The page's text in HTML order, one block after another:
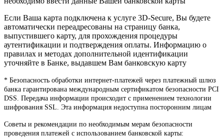
Если Ваша карта подключена к услуге 3D-Secure, Вы будете
автоматически переадресованы на страницу банка,
выпустившего карту, для прохождения процедуры
аутентификации и подтверждения оплаты. Информацию о
правилах и методах дополнительной идентификации
уточняйте в Банке, выдавшем Вам банковскую карту
* Безопасность обработки интернет-платежей через платежный шлюз
банка гарантирована международным сертификатом безопасности PCI
DSS. Передача информации происходит с применением технологии
шифрования SSL. Эта информация недоступна посторонним лицам
Советы и рекомендации по необходимым мерам безопасности
проведения платежей с использованием банковской карты: